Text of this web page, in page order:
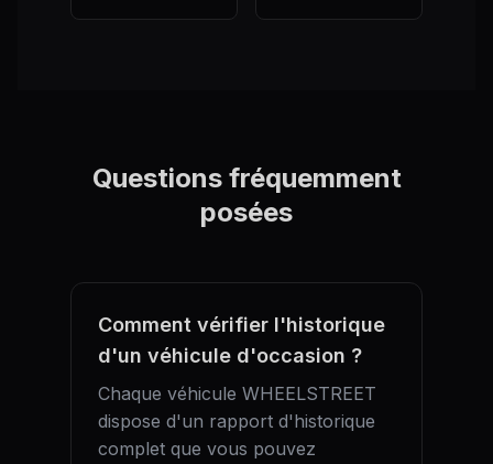
Questions fréquemment
posées
Comment vérifier l'historique
d'un véhicule d'occasion ?
Chaque véhicule WHEELSTREET
dispose d'un rapport d'historique
complet que vous pouvez